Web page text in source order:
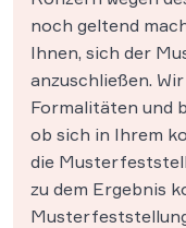
noch geltend
Ihnen, sich der
anzuschließen.
Formalitäten und
ob sich in Ihrem
die
zu dem Ergebnis